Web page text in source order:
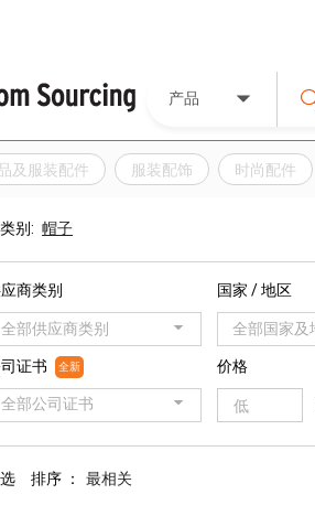
产品
及服装配件 服装配饰 时尚配件
别: 帽子
商类别
全部供应商类别
国家 / 地区
全部国家及
证书 全新
全部公司证书
价格
排序 ： 最相关